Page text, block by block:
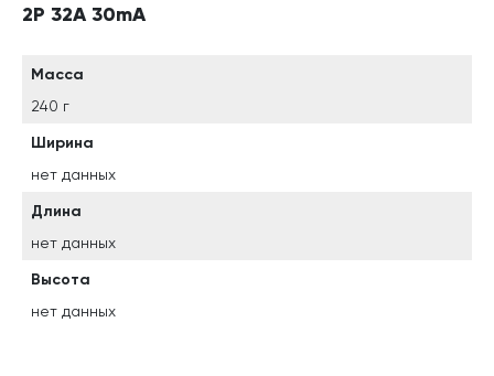
2P 32A 30mA
Масса
240 г
Ширина
нет данных
Длина
нет данных
Высота
нет данных